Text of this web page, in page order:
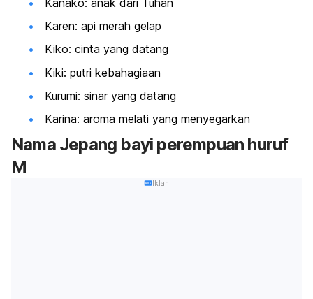
Karen: api merah gelap
Kiko: cinta yang datang
Kiki: putri kebahagiaan
Kurumi: sinar yang datang
Karina: aroma melati yang menyegarkan
Nama Jepang bayi perempuan huruf
M
Iklan